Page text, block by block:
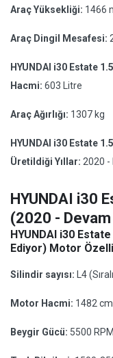
Araç Yüksekliği: 1466
Araç Dingil Mesafesi:
HYUNDAI i30 Estate
Hacmi: 603 Litre
Araç Ağırlığı: 1307 kg
HYUNDAI i30 Estate
Üretildiği Yıllar: 2020 -
HYUNDAI i30
(2020 -
HYUNDAI i30
Ediyor) Motor
Silindir sayısı: L4
Motor Hacmi: 1482
Beygir Gücü: 5500